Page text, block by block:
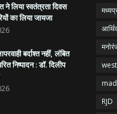
लिया स्वतंत्रता दिवस
का लिया जायजा
बर्दाश्त नहीं, लंबित
निष्पादन : डॉ. दिलीप
RJD